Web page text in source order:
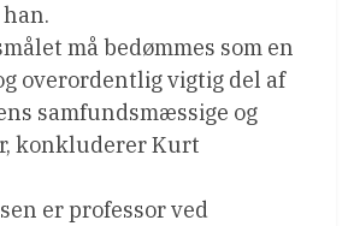
må bedømmes som en
overordentlig vigtig del af
samfundsmæssige og
konkluderer Kurt
er professor ved